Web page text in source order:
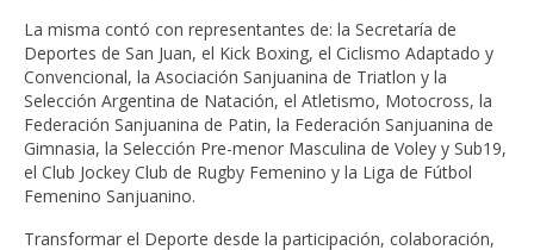
La misma contó con representantes de: la Secretaría de
Deportes de San Juan, el Kick Boxing, el Ciclismo Adaptado y
Convencional, la Asociación Sanjuanina de Triatlon y la
Selección Argentina de Natación, el Atletismo, Motocross, la
Federación Sanjuanina de Patin, la Federación Sanjuanina de
Gimnasia, la Selección Pre-menor Masculina de Voley y Sub19,
el Club Jockey Club de Rugby Femenino y la Liga de Fútbol
Femenino Sanjuanino.
Transformar el Deporte desde la participación, colaboración,